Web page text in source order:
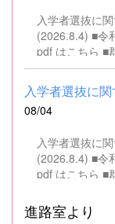
する方は、応募で
方公務員法第
る人） ・禁錮以上の刑に処せられ、その執行を終わるまで
又は執行を受けるこ
して懲戒免職
しない者 ・人事委員会又は公平委員会の委員の職にあっ
て、地方公務
政府を暴力で
結成し、又はこれに加入し
法の規定によ
入学者選抜に
(2026.8.4) ■令
pdf はこちら ■
するページは
08/04
入学者選抜に
(2026.8.4) ■令
pdf はこちら ■
進路室より